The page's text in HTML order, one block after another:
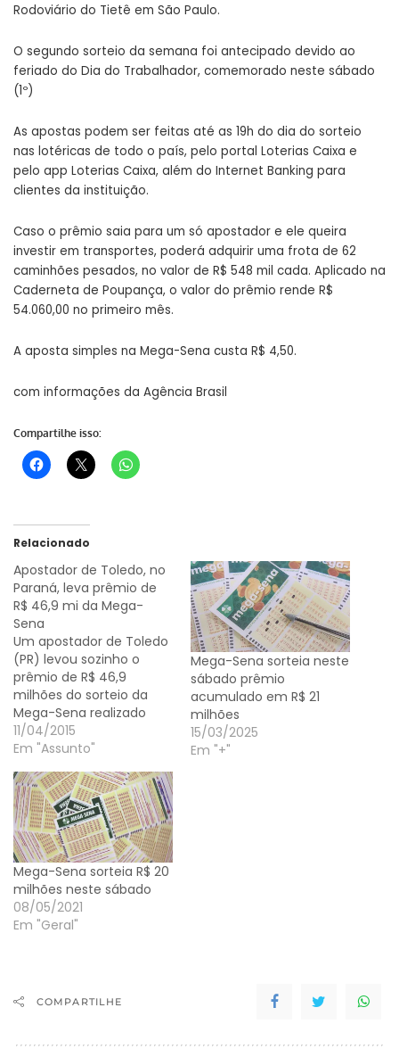
Rodoviário do Tietê em São Paulo.
O segundo sorteio da semana foi antecipado devido ao
feriado do Dia do Trabalhador, comemorado neste sábado
(1º)
As apostas podem ser feitas até as 19h do dia do sorteio
nas lotéricas de todo o país, pelo portal Loterias Caixa e
pelo app Loterias Caixa, além do Internet Banking para
clientes da instituição.
Caso o prêmio saia para um só apostador e ele queira
investir em transportes, poderá adquirir uma frota de 62
caminhões pesados, no valor de R$ 548 mil cada. Aplicado na
Caderneta de Poupança, o valor do prêmio rende R$
54.060,00 no primeiro mês.
A aposta simples na Mega-Sena custa R$ 4,50.
com informações da Agência Brasil
Compartilhe isso:
Relacionado
Apostador de Toledo, no
Paraná, leva prêmio de
R$ 46,9 mi da Mega-
Sena
Um apostador de Toledo
(PR) levou sozinho o
prêmio de R$ 46,9
milhões do sorteio da
Mega-Sena realizado
neste sábado (11). Os
números sorteados pela
no concurso de número
1.694 foram: 20 - 29 - 34
- 37 - 45 - 57. Segundo a
Caixa, 348 apostadores…
11/04/2015
Em "Assunto"
Mega-Sena sorteia neste
sábado prêmio
acumulado em R$ 21
milhões
15/03/2025
Em "+"
Mega-Sena sorteia R$ 20
milhões neste sábado
08/05/2021
Em "Geral"
COMPARTILHE